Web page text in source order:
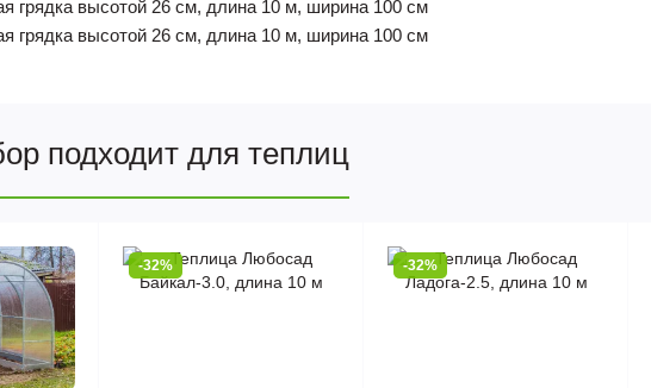
грядка высотой 26 см, длина 10 м, ширина 100 см
грядка высотой 26 см, длина 10 м, ширина 100 см
подходит для теплиц
-32% -32%